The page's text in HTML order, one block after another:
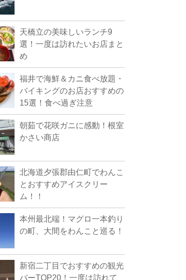
天橋立の美味しいランチ9
選！一度は訪れたいお店まと
め
福井で海鮮＆カニ食べ放題・
バイキングのお店おすすめの
15選！食べ過ぎ注意
朝茹で花咲ガニに感動！根室
かさい商店
北海道夕張郡由仁町でわんこ
とおすすめアイスクリー
ム！！
本州最北端！マグロ一本釣り
の町、大間をわんこと巡る！
新宿二丁目でおすすめの観光
バーTOP20！一度は訪れて